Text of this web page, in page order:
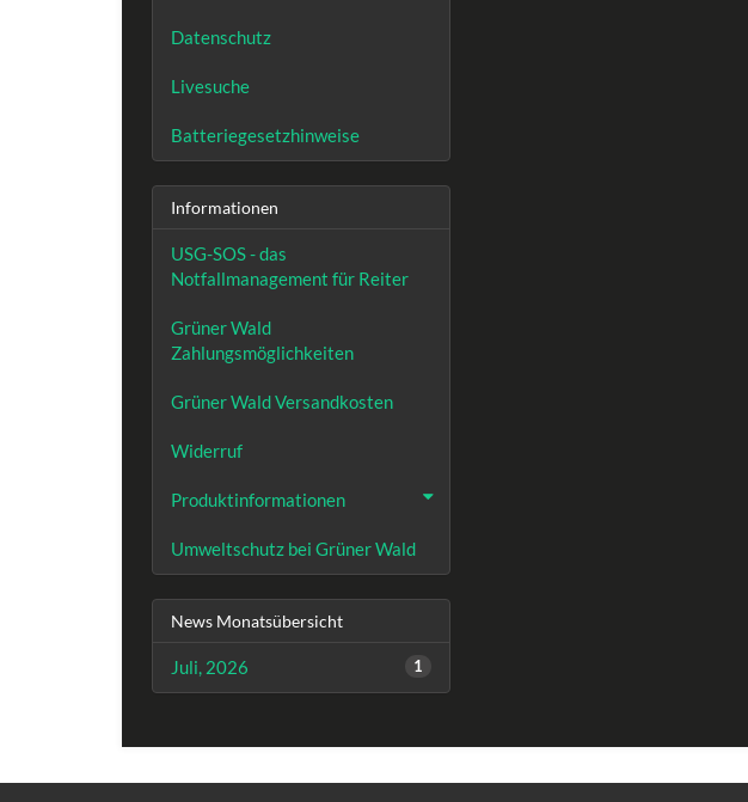
Datenschutz
Livesuche
Batteriegesetzhinweise
Informationen
USG-SOS - das
Notfallmanagement für Reiter
Grüner Wald
Zahlungsmöglichkeiten
Grüner Wald Versandkosten
Widerruf
Produktinformationen
Umweltschutz bei Grüner Wald
News Monatsübersicht
Juli, 2026 1